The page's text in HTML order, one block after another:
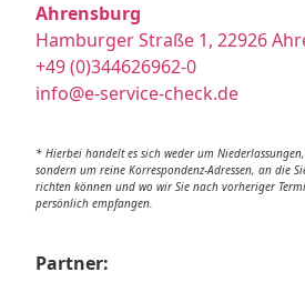
Ahrensburg
Hamburger Straße 1, 22926
+49 (0)344626962-0
info@e-service-check.de
* Hierbei handelt es sich weder um
sondern um reine Korrespondenz-Adressen, an die
richten können und wo wir Sie nach vorheriger
persönlich empfangen.
Partner: